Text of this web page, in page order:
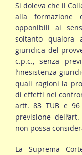
Si doleva che il
alla formazione
opponibili ai
soltanto qualora
giuridica del
c.p.c., senza
l’inesistenza
quali ragioni la
di effetti nei
artt. 83 TUB e
previsione
non possa
La Suprema